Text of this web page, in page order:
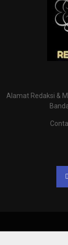
Alamat Redaksi &